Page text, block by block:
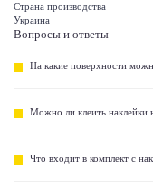
Страна производства
Украина
Вопросы и ответы
На какие поверхности
Можно ли клеить наклейки
Что входит в комплект с